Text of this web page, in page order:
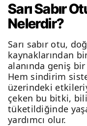
Sarı Sabır
Nelerdir?
Sarı sabır otu,
kaynaklarından
alanında geniş
Hem sindirim
üzerindeki
çeken bu bitki,
tüketildiğinde
yardımcı olur.